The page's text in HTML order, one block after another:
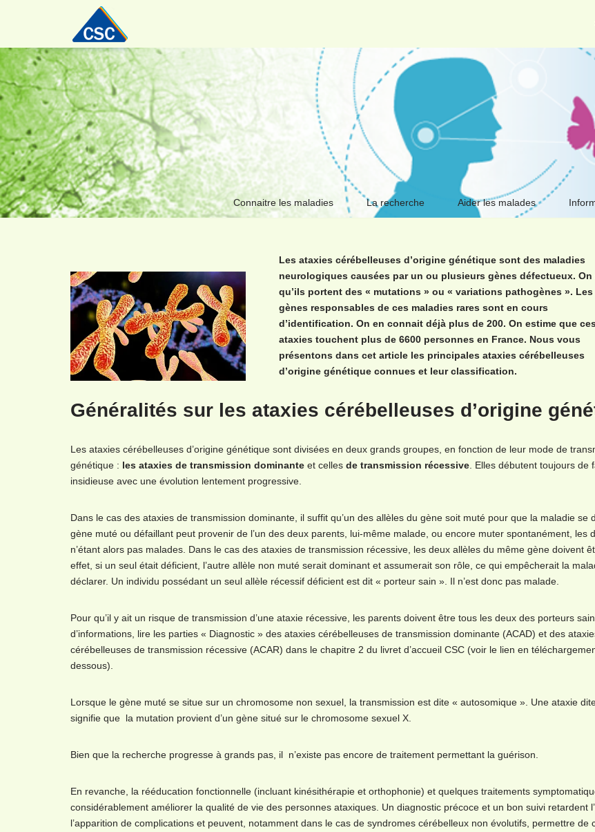
au
contenu
Connaitre les maladies La recherche Aider les malades
Les ataxies cérébelleuses d’origine génétique sont des maladies
neurologiques causées par un ou plusieurs gènes défectueux. On
qu’ils portent des « mutations » ou « variations pathogènes ». Les
gènes responsables de ces maladies rares sont en cours
d’identification. On en connait déjà plus de 200. On estime que
ataxies touchent plus de 6600 personnes en France. Nous vous
présentons dans cet article les principales ataxies cérébelleuses
d’origine génétique connues et leur classification.
Généralités sur les ataxies cérébelleuses d’origine
Les ataxies cérébelleuses d’origine génétique sont divisées en deux grands groupes, en fonction de leur mode de
génétique : les ataxies de transmission dominante et celles de transmission récessive . Elles débutent toujours de
insidieuse avec une évolution lentement progressive.
Dans le cas des ataxies de transmission dominante, il suffit qu’un des allèles du gène soit muté pour que la maladie se
gène muté ou défaillant peut provenir de l’un des deux parents, lui-même malade, ou encore muter spontanément, les
n’étant alors pas malades. Dans le cas des ataxies de transmission récessive, les deux allèles du même gène doivent
effet, si un seul était déficient, l’autre allèle non muté serait dominant et assumerait son rôle, ce qui empêcherait la
déclarer. Un individu possédant un seul allèle récessif déficient est dit « porteur sain ». Il n’est donc pas malade.
Pour qu’il y ait un risque de transmission d’une ataxie récessive, les parents doivent être tous les deux des porteurs
d’informations, lire les parties « Diagnostic » des ataxies cérébelleuses de transmission dominante (ACAD) et des
cérébelleuses de transmission récessive (ACAR) dans le chapitre 2 du livret d’accueil CSC (voir le lien en
dessous).
Lorsque le gène muté se situe sur un chromosome non sexuel, la transmission est dite « autosomique ». Une ataxie
signifie que la mutation provient d’un gène situé sur le chromosome sexuel X.
Bien que la recherche progresse à grands pas, il n’existe pas encore de traitement permettant la guérison.
En revanche, la rééducation fonctionnelle (incluant kinésithérapie et orthophonie) et quelques traitements
considérablement améliorer la qualité de vie des personnes ataxiques. Un diagnostic précoce et un bon suivi retardent
l’apparition de complications et peuvent, notamment dans le cas de syndromes cérébelleux non évolutifs, permettre de